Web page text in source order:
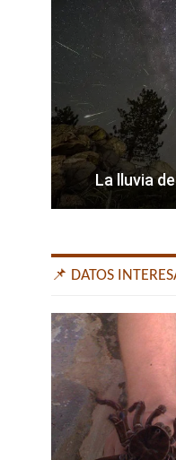
La lluvia
📌 DATOS